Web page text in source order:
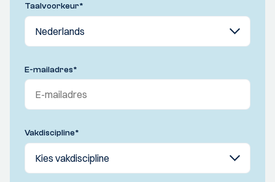
Taalvoorkeur*
E-mailadres*
Vakdiscipline*